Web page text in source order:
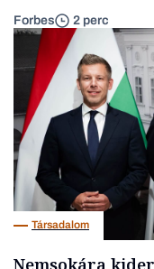
Forbes 2 perc
Társadalom
Nemsokára